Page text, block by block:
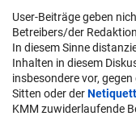
User-Beiträge geben
Betreibers/der
In diesem Sinne
Inhalten in diesem
insbesondere vor,
Sitten oder der
KMM zuwiderlaufende